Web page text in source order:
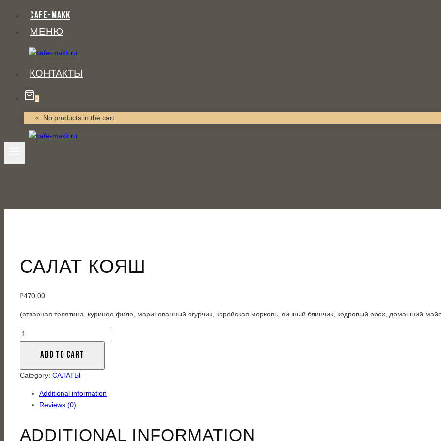
Перейти
содержанию
CAFE-MAKK
МЕНЮ
КОНТАКТЫ
0
No products in the cart.
САЛАТ КОЯШ
Р470.00
(отварная телятина, куриное филе, маринованный огурчик, корейская морковь, яичный блинчик, кедровый орех, домашний
Салат
Кояш
quantityADD TO CART
Category: САЛАТЫ
Additional information
Reviews (0)
ADDITIONAL INFORMATION